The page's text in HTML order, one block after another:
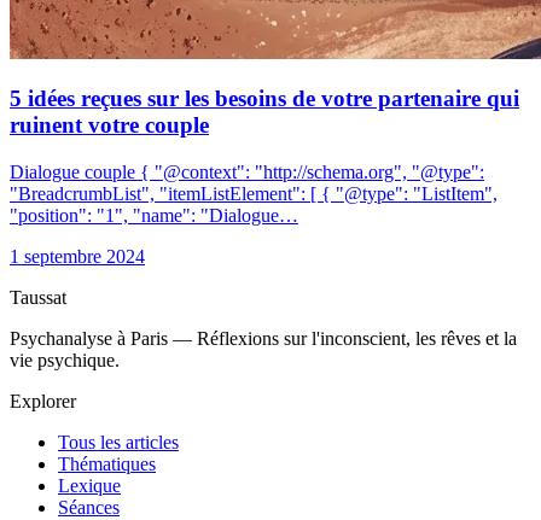
5 idées reçues sur les besoins de votre partenaire qui
ruinent votre couple
Dialogue couple { "@context": "http://schema.org", "@type":
"BreadcrumbList", "itemListElement": [ { "@type": "ListItem",
"position": "1", "name": "Dialogue…
1 septembre 2024
Taussat
Psychanalyse à Paris — Réflexions sur l'inconscient, les rêves et la
vie psychique.
Explorer
Tous les articles
Thématiques
Lexique
Séances